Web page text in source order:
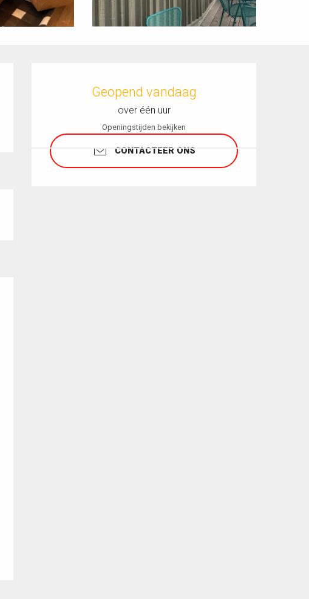
Geopend vandaag
over één uur
Openingstijden bekijken
CONTACTEER ONS